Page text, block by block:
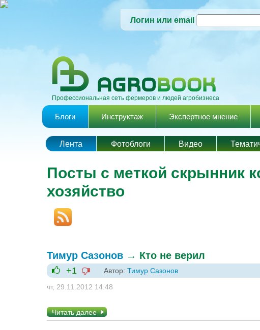
Логин или email
Профессиональная сеть фермеров и людей агробизнеса
Главное меню
Блоги Инструктаж Экспертное мнение
Лента Фотоблоги Видео
Посты с меткой скрынник
хозяйство
Тимур Сазонов → Кто не верил
+1
+1
-1
Автор: Тимур Сазонов
чт, 29.11.2012 14:48
Читать далее